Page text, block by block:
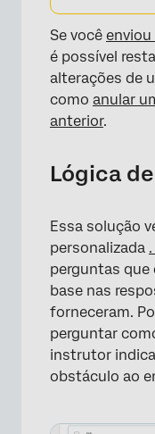
Se você enviou
é possível
alterações de
como anular
anterior.
Lógica
Essa solução
personalizada .
perguntas que
base nas
forneceram.
perguntar
instrutor
obstáculo ao